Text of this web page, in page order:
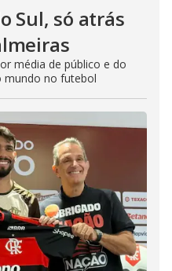
Sul, só atrás
média de público e do
mundo no futebol